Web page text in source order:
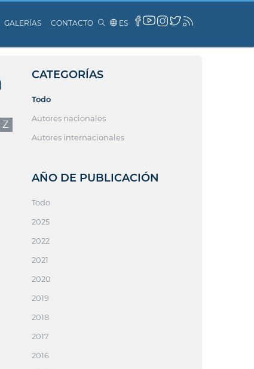
GALERÍAS CONTACTO ES
Z
CATEGORÍAS
Todo
Autores nacionales
Autores internacionales
AÑO DE PUBLICACIÓN
Todo
2025
2022
2021
2020
2019
2018
2017
2016